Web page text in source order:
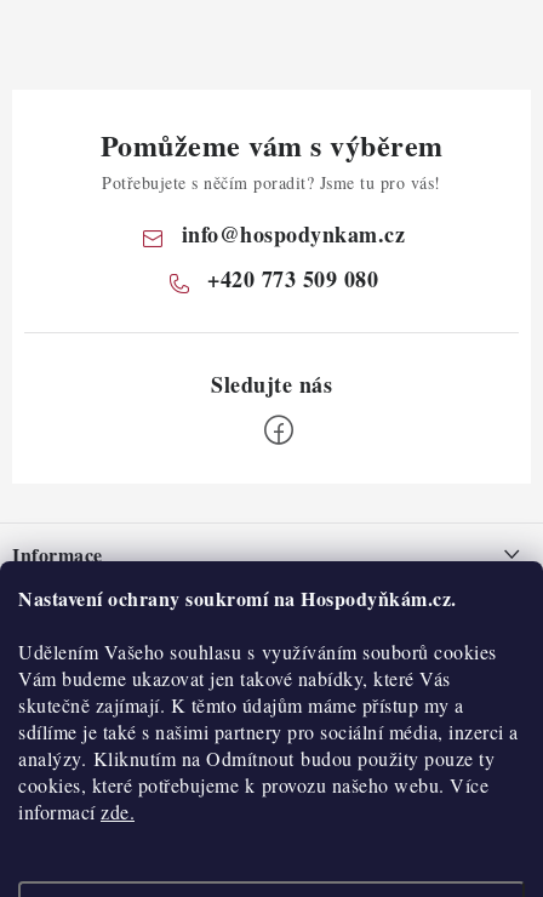
Nastavení ochrany soukromí na Hospodyňkám.cz.
Udělením Vašeho souhlasu s využíváním souborů cookies
Vám budeme ukazovat jen takové nabídky, které Vás
skutečně zajímají. K těmto údajům máme přístup my a
sdílíme je také s našimi partnery pro sociální média, inzerci a
analýzy. Kliknutím na Odmítnout budou použity pouze ty
cookies, které potřebujeme k provozu našeho webu. Více
informacízde.
Pomůžeme vám s výběrem
Potřebujete s něčím poradit? Jsme tu pro vás!
info@hospodynkam.cz
+420 773 509 080
pInformace
Nepřevzetí zásilky na dobírku
Obchodní podmínky
Hodnocení obchodu
Blog
Moje objednávka
O nás
Historie
Kontakty
O nákupu
Reklamace a vratky
Výdejní místa